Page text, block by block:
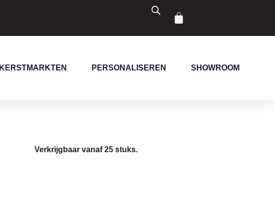
Winkelwagen
KERSTMARKTEN PERSONALISEREN SHOWROOM
Verkrijgbaar vanaf 25 stuks.